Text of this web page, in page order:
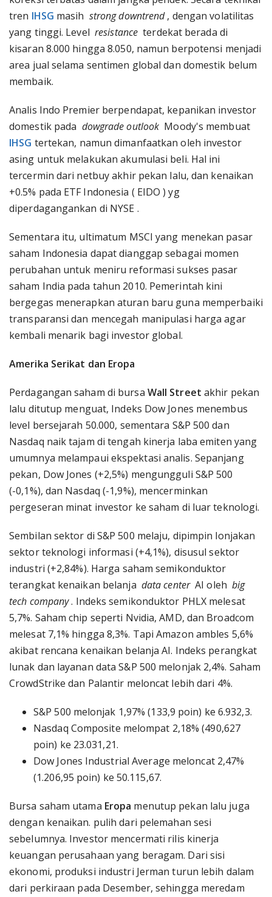
tren IHSG masih strong downtrend, dengan volatilitas
yang tinggi. Level resistance terdekat berada di
kisaran 8.000 hingga 8.050, namun berpotensi menjadi
area jual selama sentimen global dan domestik belum
membaik.
Analis Indo Premier berpendapat, kepanikan investor
domestik pada dowgrade outlook Moody's membuat
IHSG tertekan, namun dimanfaatkan oleh investor
asing untuk melakukan akumulasi beli. Hal ini
tercermin dari netbuy akhir pekan lalu, dan kenaikan
+0.5% pada ETF Indonesia ( EIDO ) yg
diperdagangankan di NYSE .
Sementara itu, ultimatum MSCI yang menekan pasar
saham Indonesia dapat dianggap sebagai momen
perubahan untuk meniru reformasi sukses pasar
saham India pada tahun 2010. Pemerintah kini
bergegas menerapkan aturan baru guna memperbaiki
transparansi dan mencegah manipulasi harga agar
kembali menarik bagi investor global.
Amerika Serikat dan Eropa
Perdagangan saham di bursa Wall Street akhir pekan
lalu ditutup menguat, Indeks Dow Jones menembus
level bersejarah 50.000, sementara S&P 500 dan
Nasdaq naik tajam di tengah kinerja laba emiten yang
umumnya melampaui ekspektasi analis. Sepanjang
pekan, Dow Jones (+2,5%) mengungguli S&P 500
(-0,1%), dan Nasdaq (-1,9%), mencerminkan
pergeseran minat investor ke saham di luar teknologi.
Sembilan sektor di S&P 500 melaju, dipimpin lonjakan
sektor teknologi informasi (+4,1%), disusul sektor
industri (+2,84%). Harga saham semikonduktor
terangkat kenaikan belanja data centerAI olehbig
tech company. Indeks semikonduktor PHLX melesat
5,7%. Saham chip seperti Nvidia, AMD, dan Broadcom
melesat 7,1% hingga 8,3%. Tapi Amazon ambles 5,6%
akibat rencana kenaikan belanja AI. Indeks perangkat
lunak dan layanan data S&P 500 melonjak 2,4%. Saham
CrowdStrike dan Palantir meloncat lebih dari 4%.
S&P 500 melonjak 1,97% (133,9 poin) ke 6.932,3.
Nasdaq Composite melompat 2,18% (490,627
poin) ke 23.031,21.
Dow Jones Industrial Average meloncat 2,47%
(1.206,95 poin) ke 50.115,67.
Bursa saham utama Eropa menutup pekan lalu juga
dengan kenaikan. pulih dari pelemahan sesi
sebelumnya. Investor mencermati rilis kinerja
keuangan perusahaan yang beragam. Dari sisi
ekonomi, produksi industri Jerman turun lebih dalam
dari perkiraan pada Desember, sehingga meredam